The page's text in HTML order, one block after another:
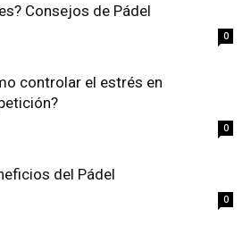
Consejos de Pádel
0
controlar el estrés en
0
del Pádel
0